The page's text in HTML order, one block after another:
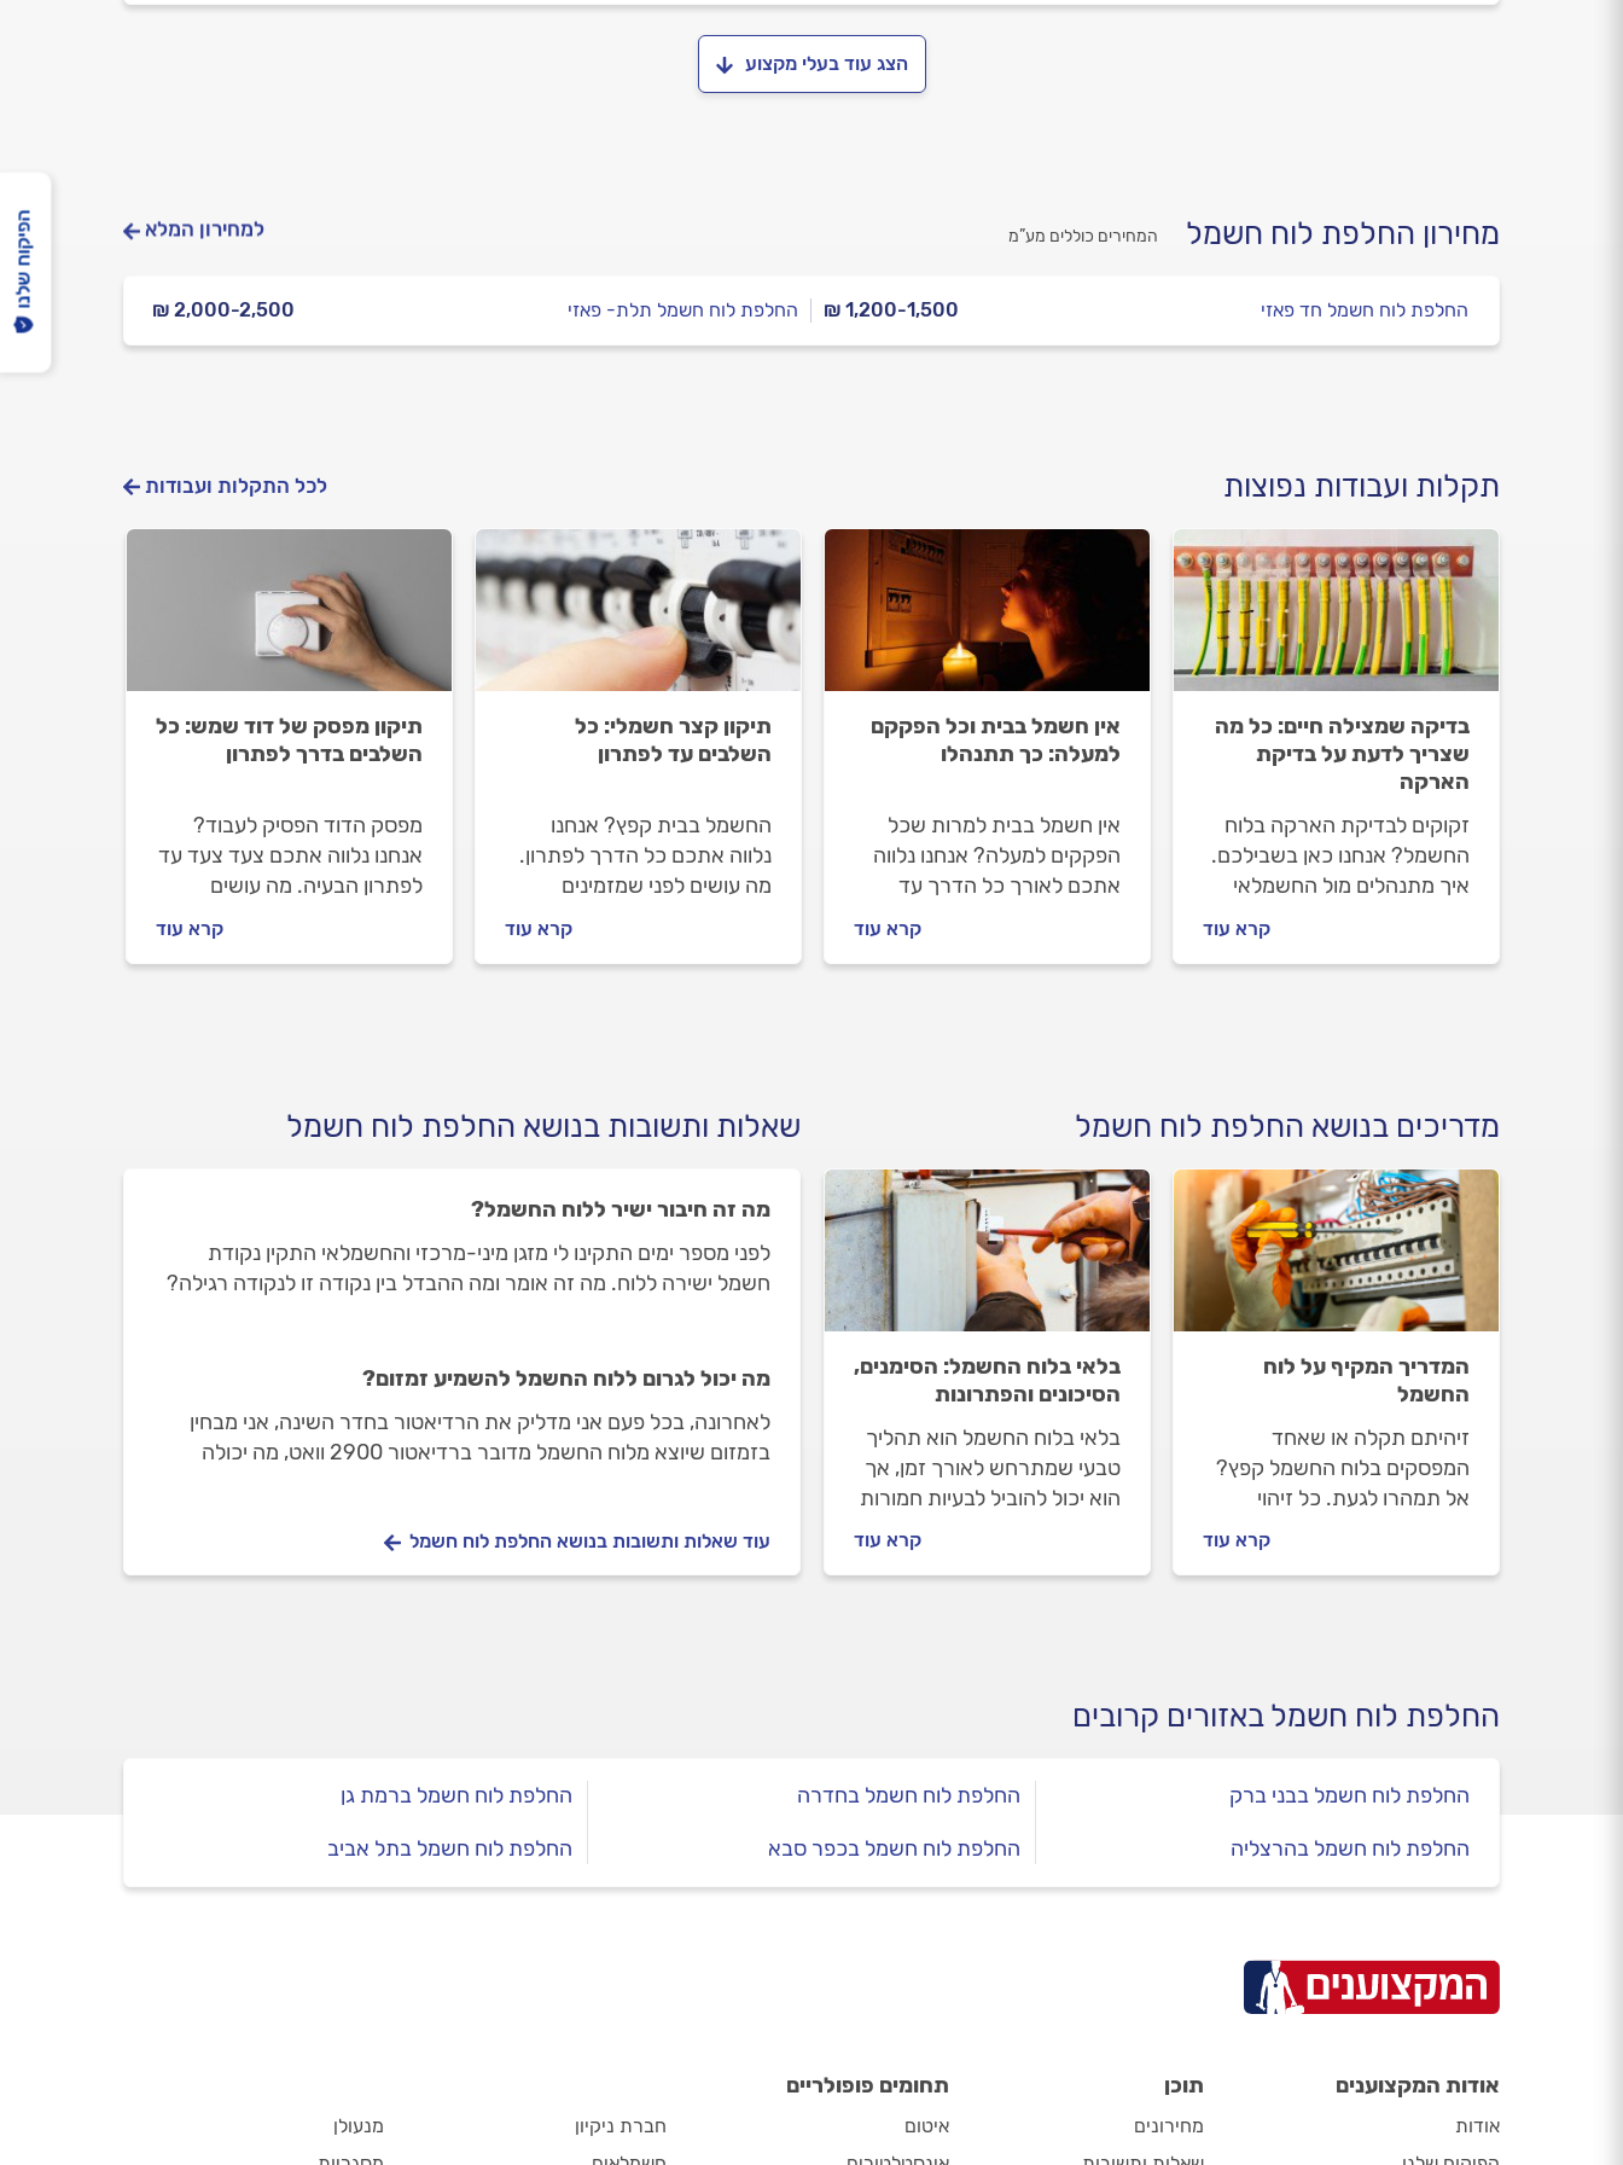
הצג עוד בעלי מקצוע
מחירון החלפת לוח חשמל המחירים כוללים מע”מ למחירון המלא
₪ 1,200-1,500 החלפת לוח חשמל חד פאזי ₪ 2,000-2,500 החלפת לוח חשמל תלת- פאזי
תקלות ועבודות נפוצות לכל התקלות ועבודות
בדיקה שמצילה חיים: כל מה
שצריך לדעת על בדיקת
הארקה
זקוקים לבדיקת הארקה בלוח
החשמל? אנחנו כאן בשבילכם.
איך מתנהלים מול החשמלאי
בעצמכם ולמה חשוב להתמיד
קרא עוד
אין חשמל בבית וכל הפקקם
למעלה: כך תתנהלו
אין חשמל בבית למרות שכל
הפקקים למעלה? אנחנו נלווה
אתכם לאורך כל הדרך עד
קרא עוד
תיקון קצר חשמלי: כל
השלבים עד לפתרון
החשמל בבית קפץ? אנחנו
נלווה אתכם כל הדרך לפתרון.
מה עושים לפני שמזמינים
מולו וכמה עולה התיקון? כל
התשובות לפניכם.
קרא עוד
תיקון מפסק של דוד שמש: כל
השלבים בדרך לפתרון
מפסק הדוד הפסיק לעבוד?
אנחנו נלווה אתכם צעד צעד עד
לפתרון הבעיה. מה עושים
מתנהלים מול החשמלאי וכמה
עולה החלפת מפסק לדוד? כל
קרא עוד
מדריכים בנושא החלפת לוח חשמל
המדריך המקיף על לוח
החשמל
זיהיתם תקלה או שאחד
המפסקים בלוח החשמל קפץ?
אל תמהרו לגעת. כל זיהוי
של חשמלאי מורשה בלבד. ממה
מורכב לוח החשמל, איפה נכון
שניתן מתקלות עתידיות?
קרא עוד
בלאי בלוח החשמל: הסימנים,
הסיכונים והפתרונות
בלאי בלוח החשמל הוא תהליך
טבעי שמתרחש לאורך זמן, אך
הוא יכול להוביל לבעיות חמורות
מוקדם של סימני בלאי יכול
למנוע תקלות חמורות ולהבטיח
קרא עוד
שאלות ותשובות בנושא החלפת לוח חשמל
מה זה חיבור ישיר ללוח החשמל?
לפני מספר ימים התקינו לי מזגן מיני-מרכזי והחשמלאי התקין נקודת
חשמל ישירה ללוח. מה זה אומר ומה ההבדל בין נקודה זו לנקודה רגילה?
מה יכול לגרום ללוח החשמל להשמיע זמזום?
לאחרונה, בכל פעם אני מדליק את הרדיאטור בחדר השינה, אני מבחין
בזמזום שיוצא מלוח החשמל מדובר ברדיאטור 2900 וואט, מה יכולה
עוד שאלות ותשובות בנושא החלפת לוח חשמל
החלפת לוח חשמל באזורים קרובים
החלפת לוח חשמל בבני ברק
החלפת לוח חשמל בהרצליה
החלפת לוח חשמל בחדרה
החלפת לוח חשמל בכפר סבא
החלפת לוח חשמל ברמת גן
החלפת לוח חשמל בתל אביב
הפיקוח שלנו
אודות המקצוענים
אודות
תוכן
מחירונים
תחומים פופולריים
איטום
חברת ניקיון
מנעולן